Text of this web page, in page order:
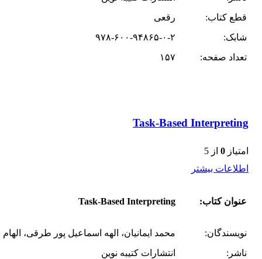
قطع کتاب:
رقعی
شابک:
۹۷۸-۶۰۰-۹۴۸۶۵-۰-۲
تعداد صفحه:
۱۵۷
Task-Based Interpreting
امتیاز 0 از 5
اطلاعات بیشتر
عنوان کتاب: Task-Based Interpreting
نویسندگان:
محمد ایمانیان، الهه اسماعیل پور طرقی،
ناشر:
انتشارات کتیبه نوین